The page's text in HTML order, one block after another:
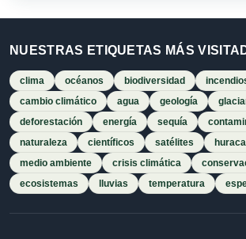
NUESTRAS ETIQUETAS MÁS
clima océanos biodiversidad
cambio climático
agua geología
deforestación
energía sequía
naturaleza
científicos satélites
medio ambiente
crisis climática
ecosistemas
lluvias temperatura